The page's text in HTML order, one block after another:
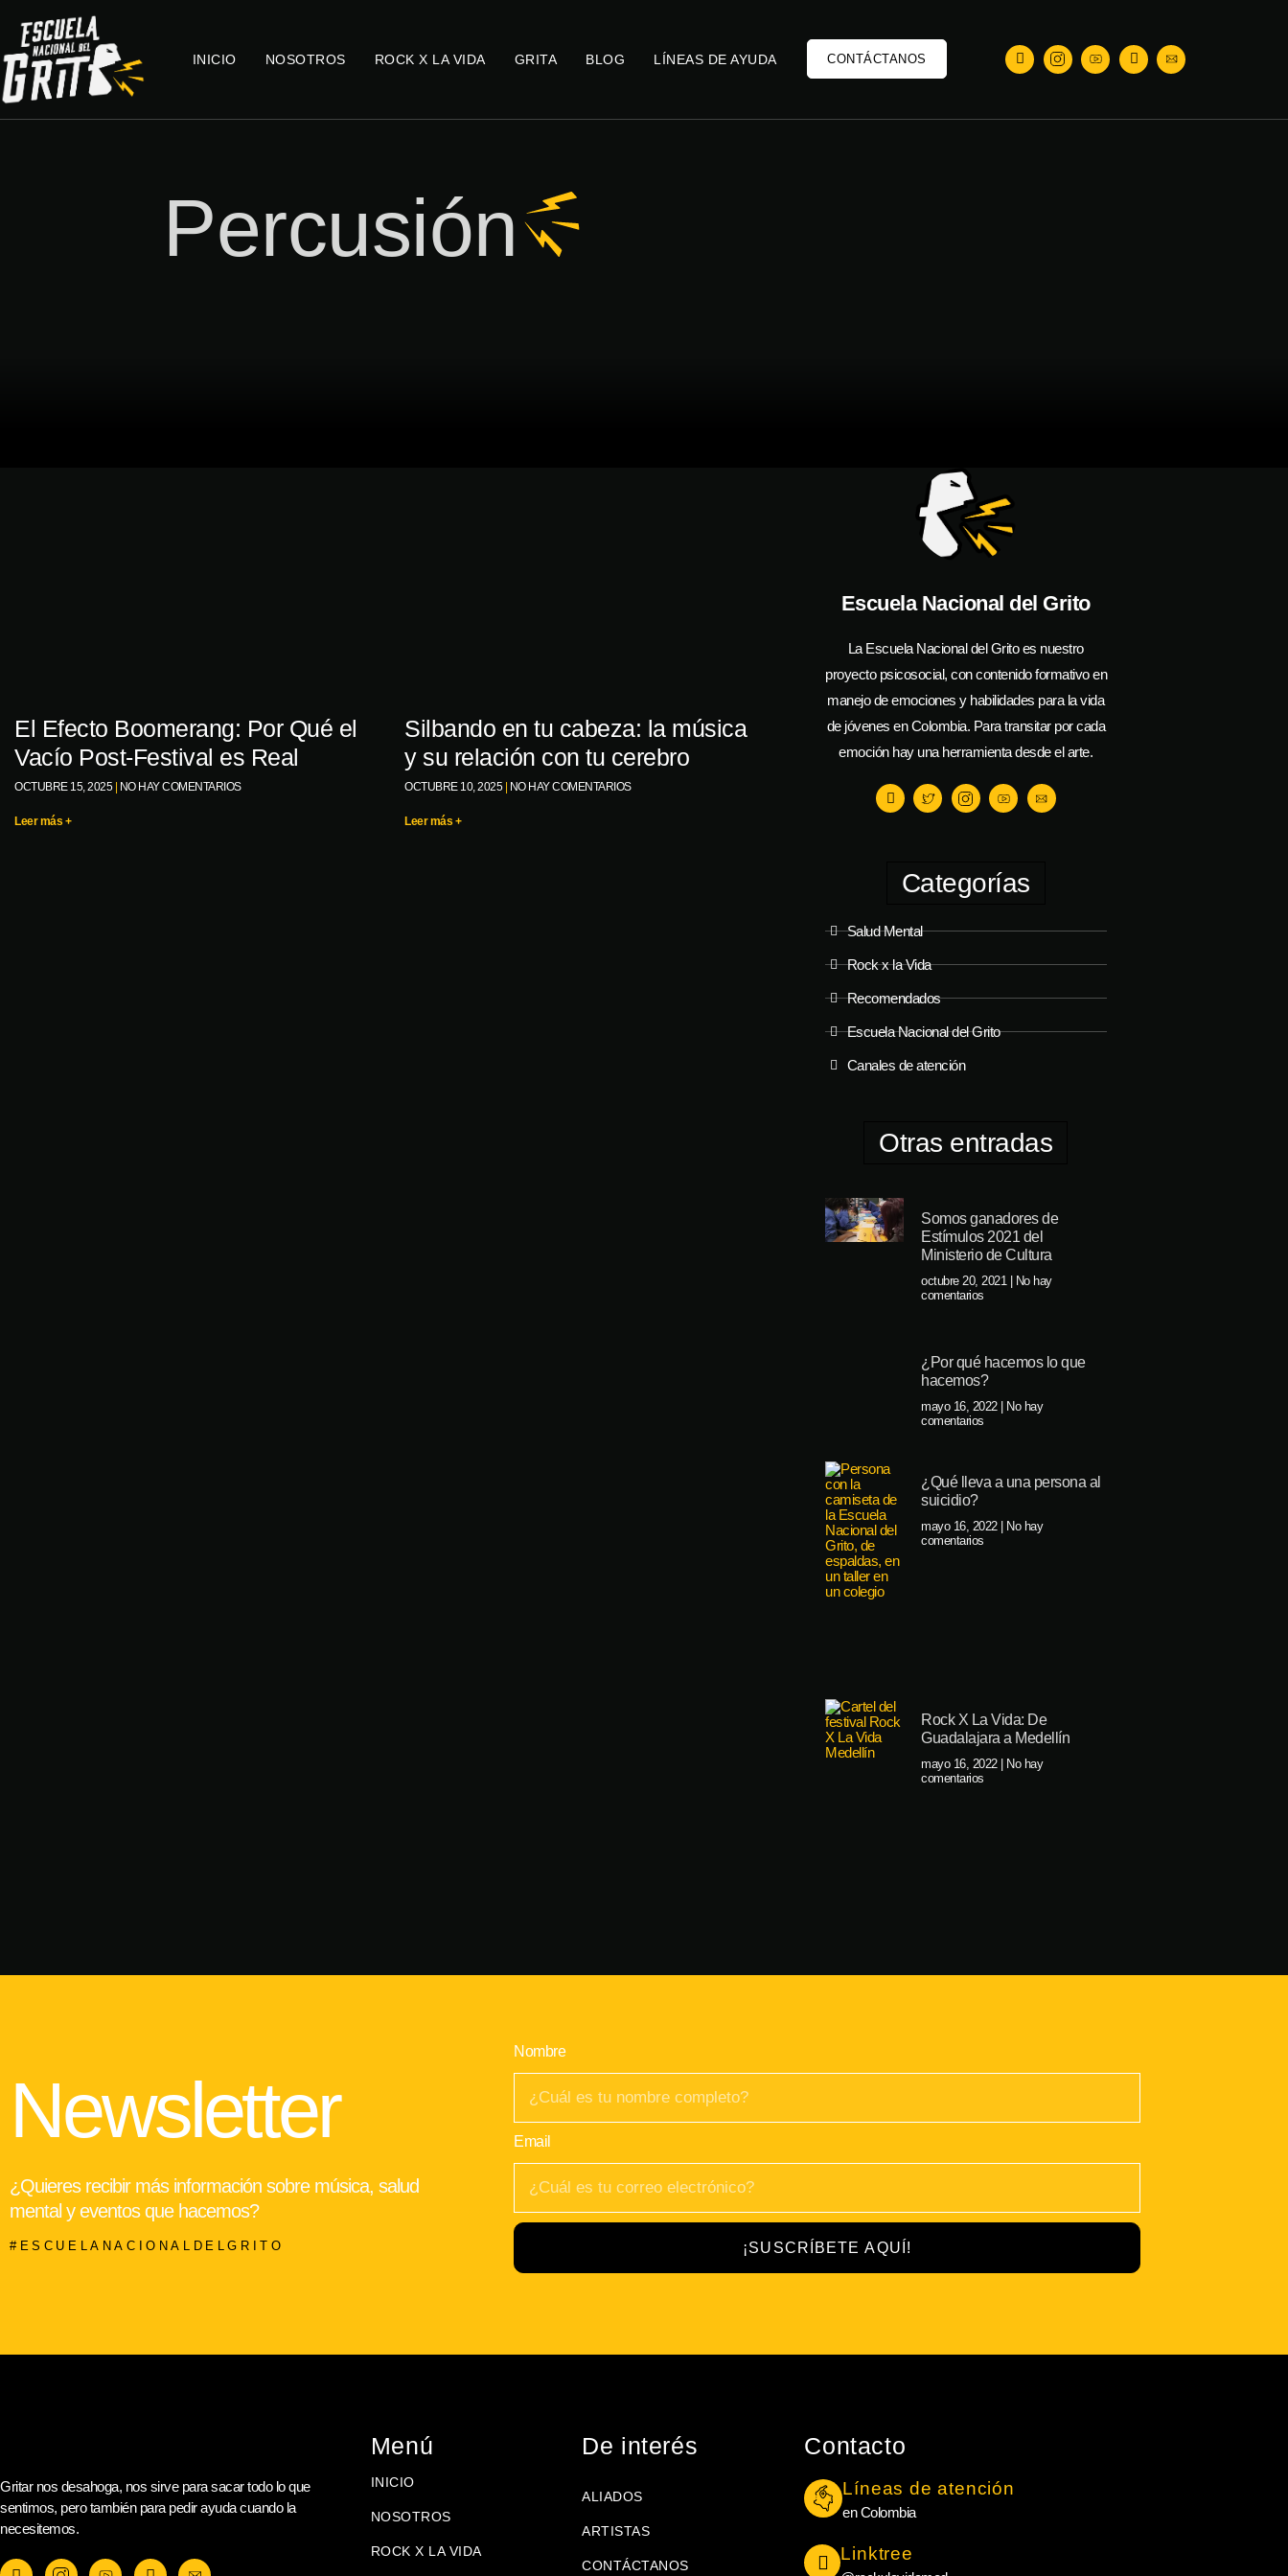
INICIO NOSOTROS ROCK X LA VIDA GRITA BLOG LÍNEAS DE AYUDA CONTÁCTANOS
Percusión
El Efecto Boomerang: Por Qué el
Vacío Post-Festival es Real
OCTUBRE 15, 2025 NO HAY COMENTARIOS
Leer más +
Silbando en tu cabeza: la música
y su relación con tu cerebro
OCTUBRE 10, 2025 NO HAY COMENTARIOS
Leer más +
Escuela Nacional del Grito
La Escuela Nacional del Grito es nuestro
proyecto psicosocial, con contenido formativo en
manejo de emociones y habilidades para la vida
de jóvenes en Colombia. Para transitar por cada
emoción hay una herramienta desde el arte.
Categorías
Salud Mental
Rock x la Vida
Recomendados
Escuela Nacional del Grito
Canales de atención
Otras entradas
Somos ganadores de
Estímulos 2021 del
Ministerio de Cultura
octubre 20, 2021
No hay
comentarios
¿Por qué hacemos lo que
hacemos?
mayo 16, 2022
No hay
comentarios
¿Qué lleva a una persona al
suicidio?
mayo 16, 2022
No hay
comentarios
Rock X La Vida: De
Guadalajara a Medellín
mayo 16, 2022
No hay
comentarios
Newsletter
¿Quieres recibir más información sobre música, salud
mental y eventos que hacemos?
#ESCUELANACIONALDELGRITO
Nombre
Email
¡SUSCRÍBETE AQUÍ!
Gritar nos desahoga, nos sirve para sacar todo lo que
sentimos, pero también para pedir ayuda cuando la
necesitemos.
Menú
INICIO
NOSOTROS
ROCK X LA VIDA
De interés
ALIADOS
ARTISTAS
CONTÁCTANOS
Contacto
Líneas de atención
en Colombia
Linktree